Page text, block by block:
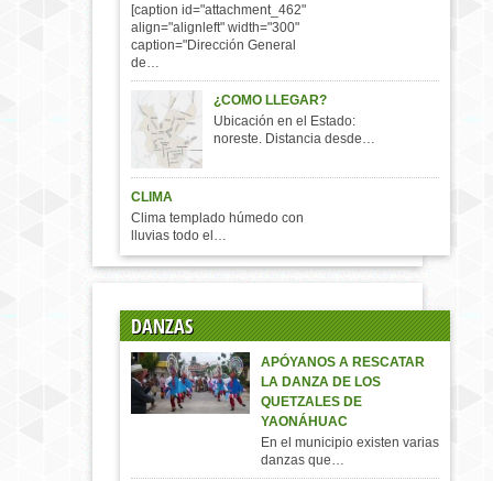
[caption id="attachment_462"
align="alignleft" width="300"
caption="Dirección General
de…
¿COMO LLEGAR?
Ubicación en el Estado:
noreste. Distancia desde…
CLIMA
Clima templado húmedo con
lluvias todo el…
DANZAS
APÓYANOS A RESCATAR
LA DANZA DE LOS
QUETZALES DE
YAONÁHUAC
En el municipio existen varias
danzas que…